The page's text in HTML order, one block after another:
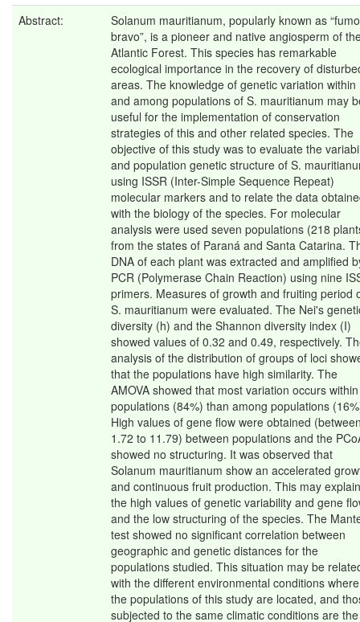
Abstract:
Solanum mauritianum, popularly known as
bravo”, is a pioneer and native angiosperm of
Atlantic Forest. This species has remarkable
ecological importance in the recovery of
areas. The knowledge of genetic variation within
and among populations of S. mauritianum may
useful for the implementation of conservation
strategies of this and other related species. The
objective of this study was to evaluate the
and population genetic structure of S.
using ISSR (Inter-Simple Sequence Repeat)
molecular markers and to relate the data
with the biology of the species. For molecular
analysis were used seven populations (218
from the states of Paraná and Santa Catarina.
DNA of each plant was extracted and amplified
PCR (Polymerase Chain Reaction) using nine
primers. Measures of growth and fruiting period
S. mauritianum were evaluated. The Nei's
diversity (h) and the Shannon diversity index (I)
showed values of 0.32 and 0.49, respectively.
analysis of the distribution of groups of loci
that the populations have high similarity. The
AMOVA showed that most variation occurs within
populations (84%) than among populations
High values of gene flow were obtained
1.72 to 11.79) between populations and the
showed no structuring. It was observed that
Solanum mauritianum show an accelerated
and continuous fruit production. This may explain
the high values of genetic variability and gene
and the low structuring of the species. The
test showed no significant correlation between
geographic and genetic distances for the
populations studied. This situation may be
with the different environmental conditions where
the populations of this study are located, and
subjected to the same climatic conditions are the